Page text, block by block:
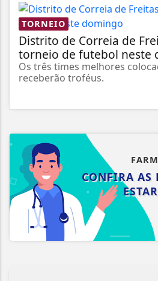
TORNEIO
Distrito de Correia de
torneio de futebol neste
Os três times melhores
receberão troféus.
CONFIRA AS